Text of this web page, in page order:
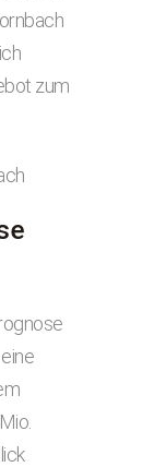
zum